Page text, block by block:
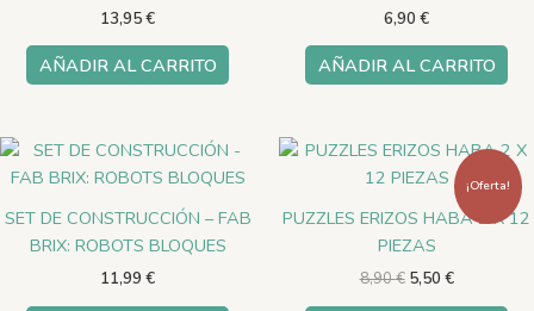
13,95€
AÑADIR AL CARRITO
6,90 €
AÑADIR AL CARRITO
SET DE CONSTRUCCIÓN – FAB
BRIX: ROBOTS BLOQUES
11,99 €
¡Oferta!
PUZZLES ERIZOS HABA 2 X 12
PIEZAS
8,90€
El
original
8,90 €.
5,50 €
El
precio
actual
es:
5,50 €.